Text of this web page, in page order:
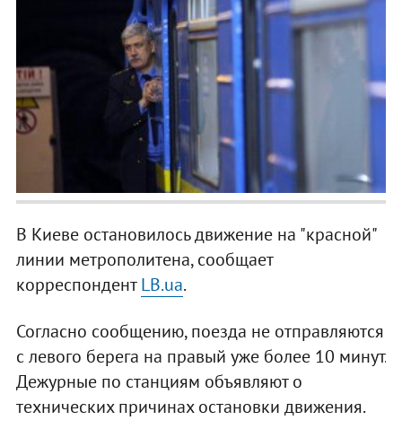
В Киеве остановилось движение на "красной"
линии метрополитена, сообщает
корреспондентLB.ua.
Согласно сообщению, поезда не отправляются
с левого берега на правый уже более 10 минут.
Дежурные по станциям объявляют о
технических причинах остановки движения.